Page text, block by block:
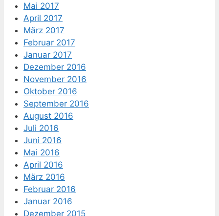
Mai 2017
April 2017
März 2017
Februar 2017
Januar 2017
Dezember 2016
November 2016
Oktober 2016
September 2016
August 2016
Juli 2016
Juni 2016
Mai 2016
April 2016
März 2016
Februar 2016
Januar 2016
Dezember 2015